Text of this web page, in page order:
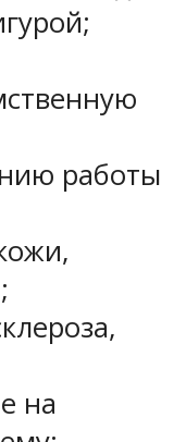
работы
на